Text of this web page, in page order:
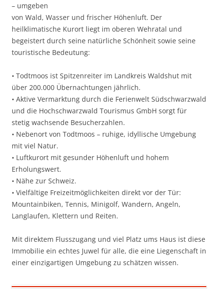
– umgeben
von Wald, Wasser und frischer Höhenluft. Der
heilklimatische Kurort liegt im oberen Wehratal und
begeistert durch seine natürliche Schönheit sowie seine
touristische Bedeutung:
• Todtmoos ist Spitzenreiter im Landkreis Waldshut mit
über 200.000 Übernachtungen jährlich.
• Aktive Vermarktung durch die Ferienwelt Südschwarzwald
und die Hochschwarzwald Tourismus GmbH sorgt für
stetig wachsende Besucherzahlen.
• Nebenort von Todtmoos – ruhige, idyllische Umgebung
mit viel Natur.
• Luftkurort mit gesunder Höhenluft und hohem
Erholungswert.
• Nähe zur Schweiz.
• Vielfältige Freizeitmöglichkeiten direkt vor der Tür:
Mountainbiken, Tennis, Minigolf, Wandern, Angeln,
Langlaufen, Klettern und Reiten.
Mit direktem Flusszugang und viel Platz ums Haus ist diese
Immobilie ein echtes Juwel für alle, die eine Liegenschaft in
einer einzigartigen Umgebung zu schätzen wissen.